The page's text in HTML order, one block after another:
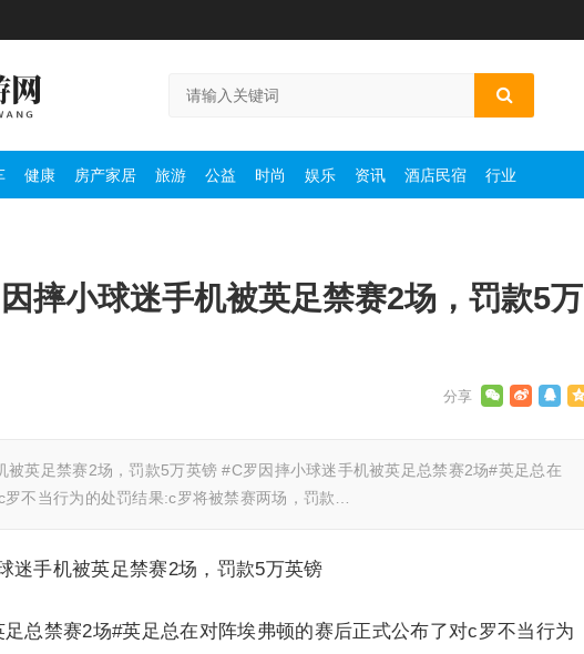
健康 房产家居 旅游 公益 时尚 娱乐 资讯 酒店民宿 行业
摔小球迷手机被英足禁赛2场，罚款5万
被英足禁赛2场，罚款5万英镑 #C罗因摔小球迷手机被英足总禁赛2场#英足总在
不当行为的处罚结果:c罗将被禁赛两场，罚款…
迷手机被英足禁赛2场，罚款5万英镑
总禁赛2场#英足总在对阵埃弗顿的赛后正式公布了对c罗不当行为